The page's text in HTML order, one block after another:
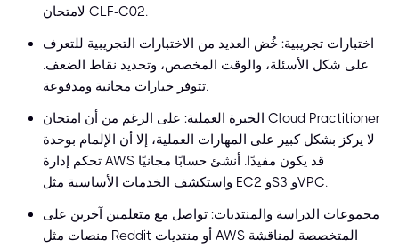
لامتحان CLF-C02.
اختبارات تجريبية: خُض العديد من الاختبارات التجريبية للتعرف
على شكل الأسئلة، والوقت المخصص، وتحديد نقاط الضعف.
تتوفر خيارات مجانية ومدفوعة.
الخبرة العملية: على الرغم من أن امتحان Cloud Practitioner
لا يركز بشكل كبير على المهارات العملية، إلا أن الإلمام بوحدة
تحكم إدارة AWS قد يكون مفيدًا. أنشئ حسابًا مجانيًا
واستكشف الخدمات الأساسية مثل EC2 وS3 وVPC.
مجموعات الدراسة والمنتديات: تواصل مع متعلمين آخرين على
منصات مثل Reddit أو منتديات AWS المتخصصة لمناقشة